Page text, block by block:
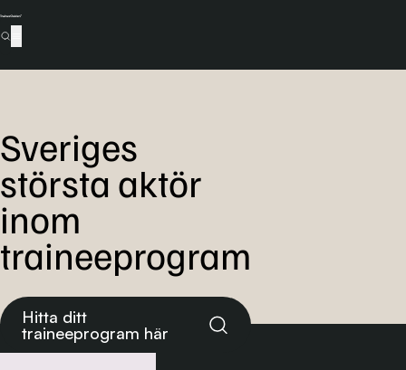
Sveriges
största aktör
inom
traineeprogram
Hitta ditt
traineeprogram här